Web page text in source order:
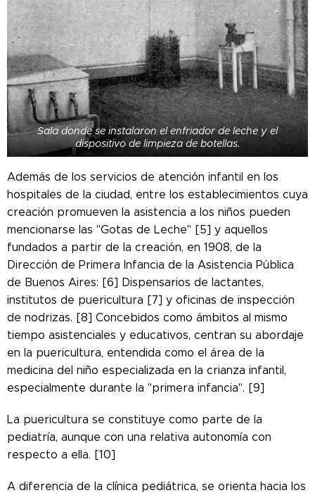
Sala donde se instalaron el enfriador de leche y el
dispositivo de limpieza de botellas.
Además de los servicios de atención infantil en los
hospitales de la ciudad, entre los establecimientos cuya
creación promueven la asistencia a los niños pueden
mencionarse las "Gotas de Leche" [5] y aquellos
fundados a partir de la creación, en 1908, de la
Dirección de Primera Infancia de la Asistencia Pública
de Buenos Aires: [6] Dispensarios de lactantes,
institutos de puericultura [7] y oficinas de inspección
de nodrizas. [8] Concebidos como ámbitos al mismo
tiempo asistenciales y educativos, centran su abordaje
en la puericultura, entendida como el área de la
medicina del niño especializada en la crianza infantil,
especialmente durante la "primera infancia". [9]
La puericultura se constituye como parte de la
pediatría, aunque con una relativa autonomía con
respecto a ella. [10]
A diferencia de la clínica pediátrica, se orienta hacia los